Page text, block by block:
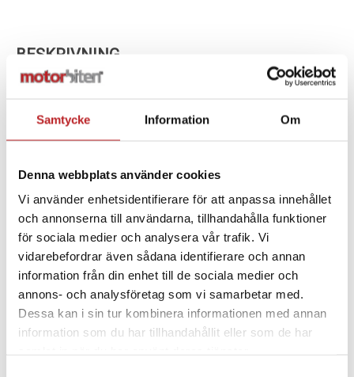
Samtycke Information Om
Denna webbplats använder cookies
Vi använder enhetsidentifierare för att anpassa innehållet
och annonserna till användarna, tillhandahålla funktioner
för sociala medier och analysera vår trafik. Vi
vidarebefordrar även sådana identifierare och annan
information från din enhet till de sociala medier och
annons- och analysföretag som vi samarbetar med.
Dessa kan i sin tur kombinera informationen med annan
information som du har tillhandahållit eller som de har
BESKRIVNING
Protapers Clampon-handtag kombinerar den senaste
är tillverkade av tre olika gummiblandningar för
maximalt grepp, komfort och hållbarhet. Här är några
nyckelfunktioner:
GUMMIBLANDNINGAR: Protapers Clampon-handtag
är framställda av tre olika gummiblandningar. Detta
ger dig ett överlägset grepp samtidigt som de är
bekväma att använda under långa körningar.